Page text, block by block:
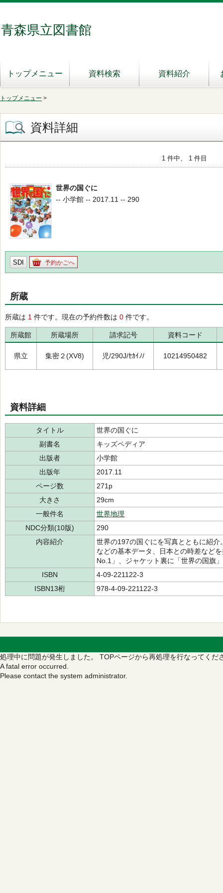
青森県立図書館
トップメニュー 資料検索 資料紹介
トップメニュー >
資料詳細
1 件中、 1 件目
世界の国ぐに
-- 小学館 -- 2017.11 -- 290
SDI 予約かごへ
所蔵
所蔵は 1 件です。現在の予約件数は 0 件です。
所蔵館 所蔵場所 請求記号 資料コード
県立 集密２(XV8) 児/290J/ｾｶｲﾉ/ 10214950482
資料詳細
タイトル
世界の国ぐに
副書名
キッズペディア
出版者
小学館
出版年
2017.11
ページ数
271p
大きさ
29cm
一般件名
世界地理
NDC分類(10版)
290
内容紹介
世界の197の国ぐにを写真とともに紹
などの基本データ、日本との時差など
No.1」、ジャケット裏に「世界の国旗
ISBN
4-09-221122-3
ISBN13桁
978-4-09-221122-3
処理中に問題が発生しました。 TOPページから再処理を行なってくだ
A fatal error occurred.
Please contact the system administrator.